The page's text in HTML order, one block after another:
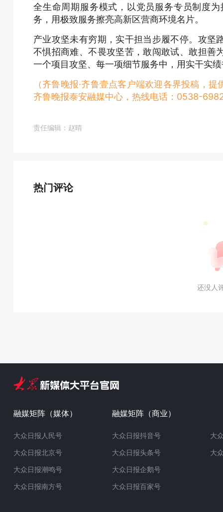
全生命周期服务模式，以党员服务专员制度
务，用极致服务擦亮高新区营商环境名片。
产业攻坚未有穷期，实干担当步履不停。攻坚
不惧招商难、不畏攻坚苦，敢闯敢试、敢担善
一个项目攻坚、每一项细节服务中，用实干实
（齐鲁晚报·齐鲁壹点客户端欢迎各界投稿，
齐鲁晚报泰安融媒中心，热线电话：0538-
责任编辑：赵晴
热门评论
还没人
融媒矩阵（媒体）
大众日报人民号
大众日报北京号
大众日报潮鸣号
大众日报南方号
融媒矩阵（商业）
大众日报抖音号
大众日报头条号
大众日报企鹅号
大众日报百家号
大
大